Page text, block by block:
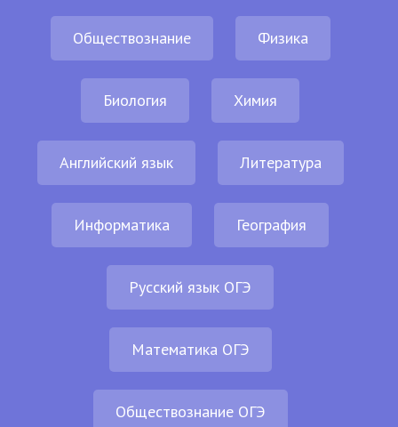
Обществознание Физика
Биология Химия
Английский язык Литература
Информатика География
Русский язык ОГЭ
Математика ОГЭ
Обществознание ОГЭ